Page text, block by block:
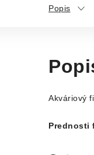
Popis
Akváriový
Prednosti